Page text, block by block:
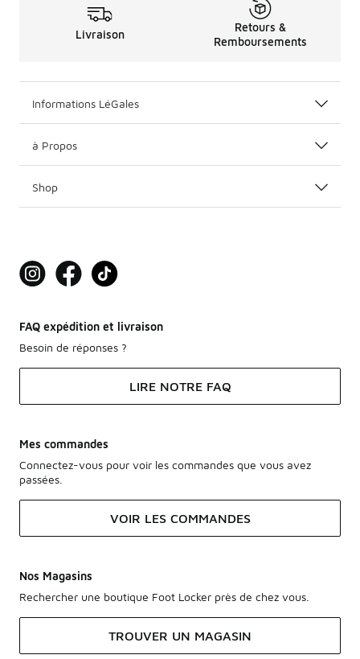
Livraison
Retours &
Remboursements
Informations LéGales
à Propos
Shop
FAQ expédition et livraison
Besoin de réponses ?
LIRE NOTRE FAQ
Mes commandes
Connectez-vous pour voir les commandes que vous avez
passées.
VOIR LES COMMANDES
Nos Magasins
Rechercher une boutique Foot Locker près de chez vous.
TROUVER UN MAGASIN